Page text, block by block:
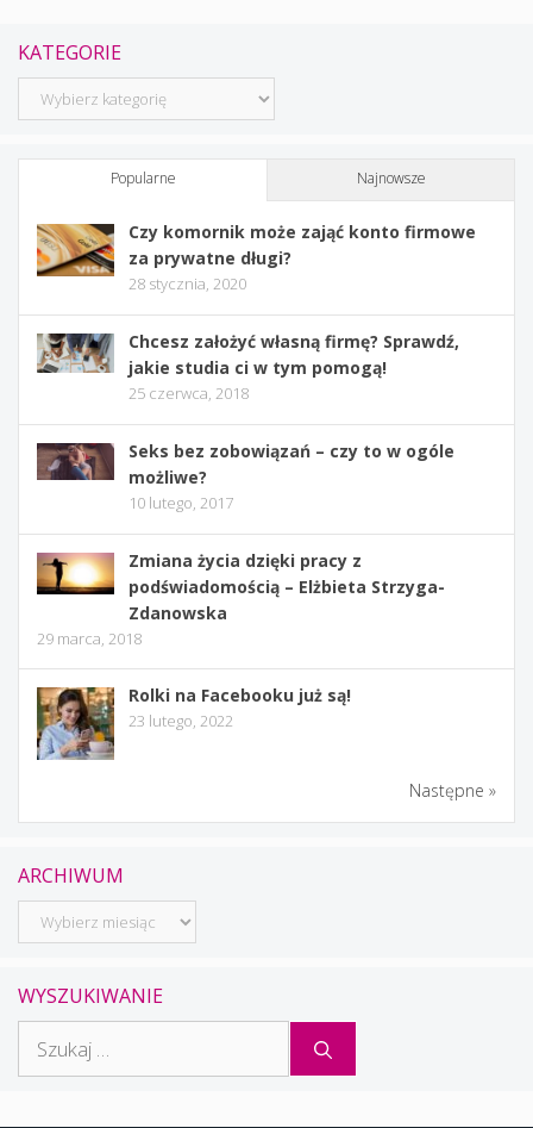
KATEGORIE
Kategorie
Popularne Najnowsze
Czy komornik może zająć konto firmowe
za prywatne długi?
28 stycznia, 2020
Chcesz założyć własną firmę? Sprawdź,
jakie studia ci w tym pomogą!
25 czerwca, 2018
Seks bez zobowiązań – czy to w ogóle
możliwe?
10 lutego, 2017
Zmiana życia dzięki pracy z
podświadomością – Elżbieta Strzyga-
Zdanowska
29 marca, 2018
Rolki na Facebooku już są!
23 lutego, 2022
Następne »
ARCHIWUM
Archiwum
WYSZUKIWANIE